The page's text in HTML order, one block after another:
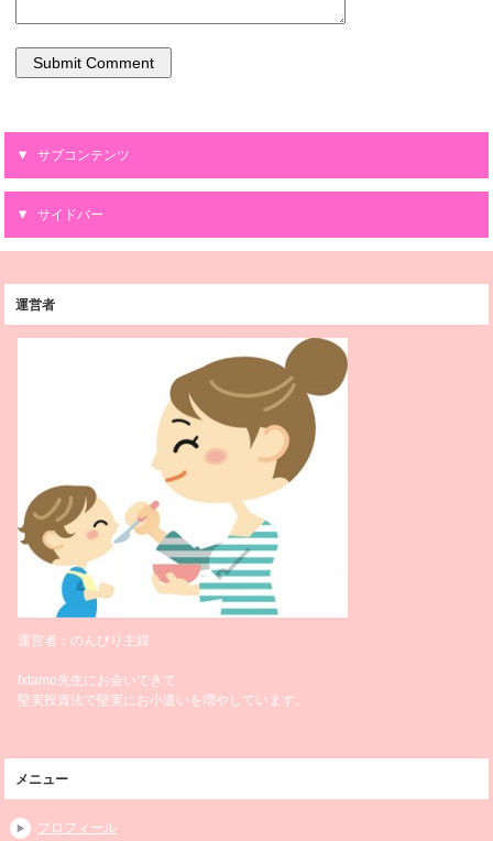
サブコンテンツ
サイドバー
運営者
運営者：のんびり主婦
fxtamo先生にお会いできて
堅実投資法で堅実にお小遣いを増やしています。
メニュー
プロフィール